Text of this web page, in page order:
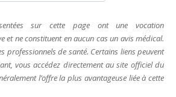
sur cette page ont une vocation
et ne constituent en aucun cas un avis médical.
professionnels de santé. Certains liens peuvent
vous accédez directement au site officiel du
l’offre la plus avantageuse liée à cette